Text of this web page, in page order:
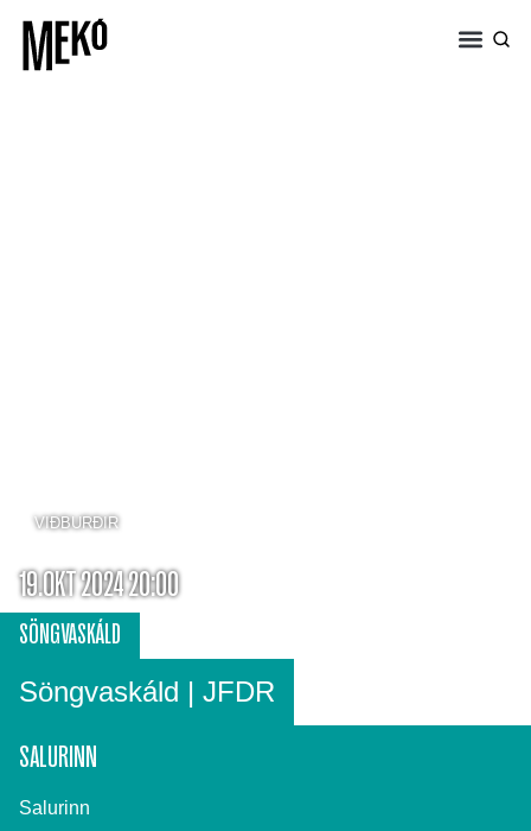
VIÐBURÐIR
19.OKT 2024 20:00
Söngvaskáld | JFDR
SÖNGVASKÁLD
SALURINN
Salurinn